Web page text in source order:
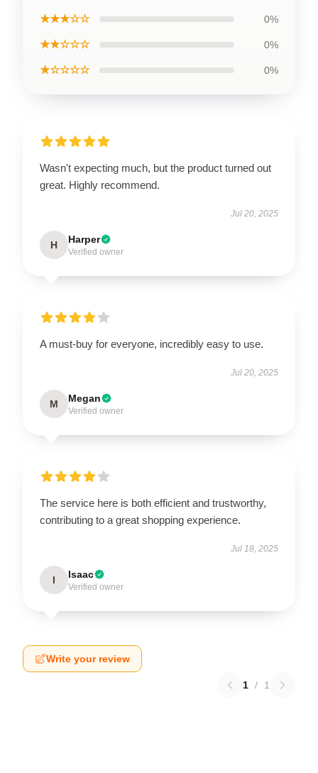
★★★☆☆ 0%
★★☆☆☆ 0%
★☆☆☆☆ 0%
Wasn't expecting much, but the product turned out
great. Highly recommend.
Jul 20, 2025
H Harper
Verified owner
A must-buy for everyone, incredibly easy to use.
Jul 20, 2025
M Megan
Verified owner
The service here is both efficient and trustworthy,
contributing to a great shopping experience.
Jul 18, 2025
I Isaac
Verified owner
Write your review
1 / 1